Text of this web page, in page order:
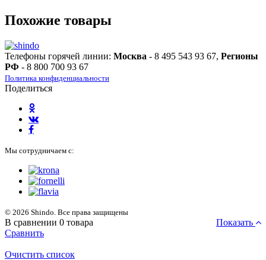
Похожие товары
Телефоны горячей линии: Москва - 8 495 543 93 67, Регионы
РФ - 8 800 700 93 67
Политика конфиденциальности
Поделиться
Мы сотрудничаем с:
© 2026 Shindo. Все права защищены
В сравнении 0 товара
Показать
Сравнить
Очистить список